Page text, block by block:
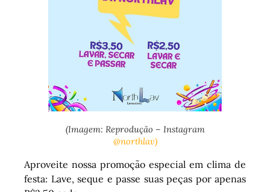
(Imagem: Reprodução – Instagram
@northlav)
Aproveite nossa promoção especial em clima de
festa: Lave, seque e passe suas peças por apenas